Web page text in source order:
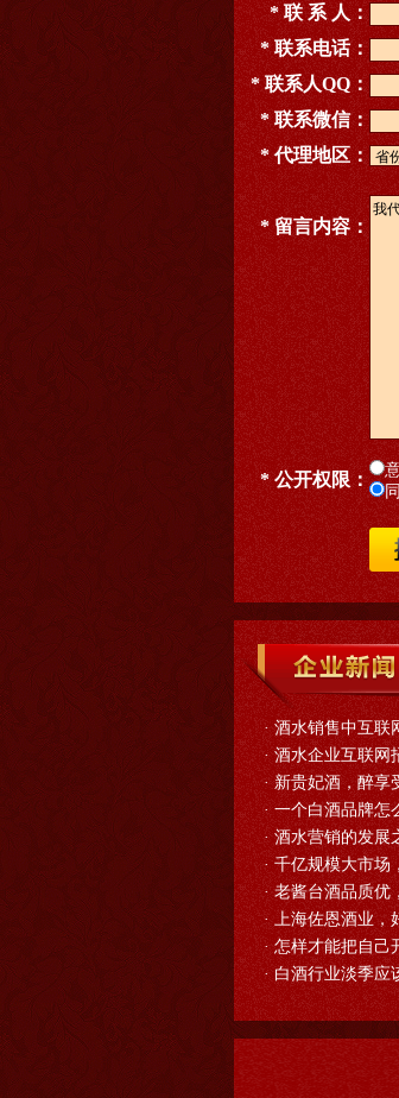
* 联 系 人：
* 联系电话：
* 联系人QQ：
* 联系微信：
* 代理地区：
* 留言内容：
* 公开权限：
· 酒水销售中互联
· 酒水企业互联网
· 新贵妃酒，醉享
· 一个白酒品牌怎
· 酒水营销的发展
· 千亿规模大市场
· 老酱台酒品质优
· 上海佐恩酒业，
· 怎样才能把自己
· 白酒行业淡季应